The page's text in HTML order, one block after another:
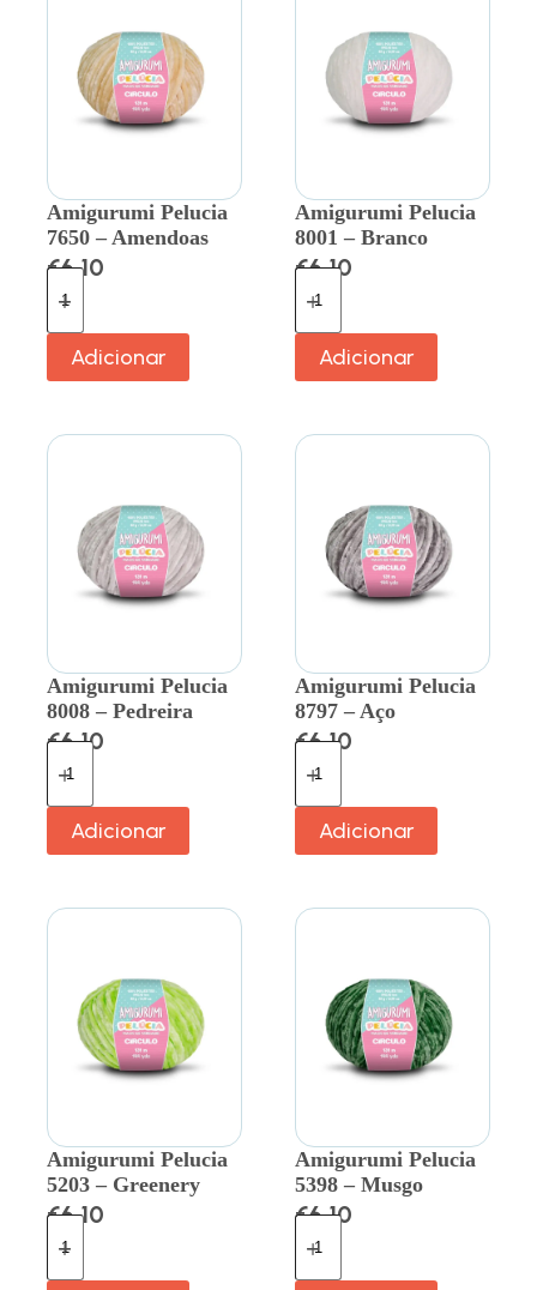
Amigurumi Pelucia
7650 – Amendoas
€6.10
Adicionar
Amigurumi Pelucia
8001 – Branco
€6.10
Adicionar
Amigurumi Pelucia
8008 – Pedreira
€6.10
Adicionar
Amigurumi Pelucia
8797 – Aço
€6.10
Adicionar
Amigurumi Pelucia
5203 – Greenery
€6.10
Amigurumi Pelucia
5398 – Musgo
€6.10